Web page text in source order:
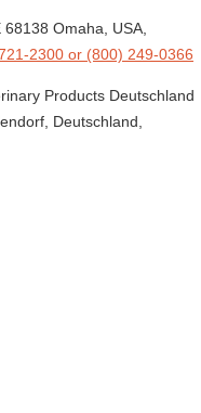
68138 Omaha, USA
2300 or (800) 249-0366
Products Deutschland
Deutschland